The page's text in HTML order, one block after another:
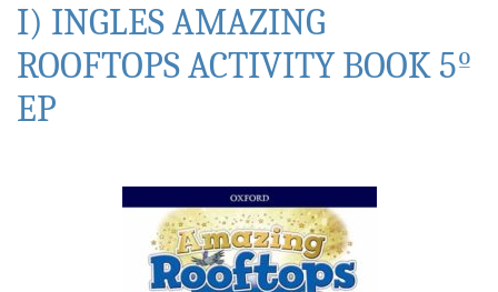
I) INGLES AMAZING
ROOFTOPS ACTIVITY BOOK 5º
EP